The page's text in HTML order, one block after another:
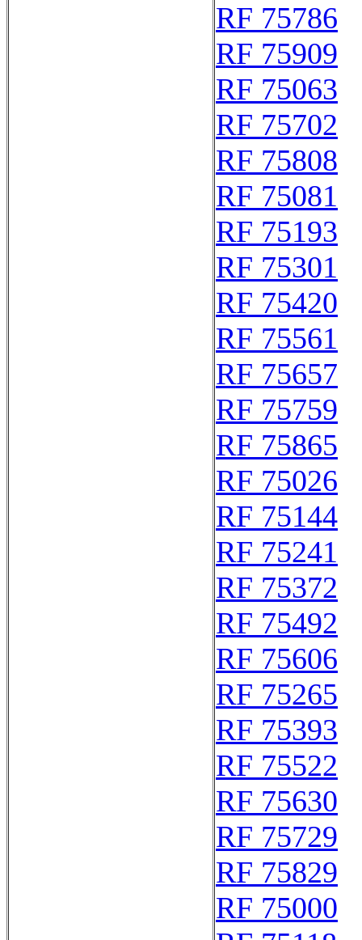
RF 75786
RF 75909
RF 75063
RF 75702
RF 75808
RF 75081
RF 75193
RF 75301
RF 75420
RF 75561
RF 75657
RF 75759
RF 75865
RF 75026
RF 75144
RF 75241
RF 75372
RF 75492
RF 75606
RF 75265
RF 75393
RF 75522
RF 75630
RF 75729
RF 75829
RF 75000